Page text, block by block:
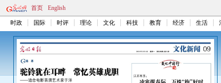
首页 English
时政 国际 时评 理论 文化 科技 教育 经济 生活